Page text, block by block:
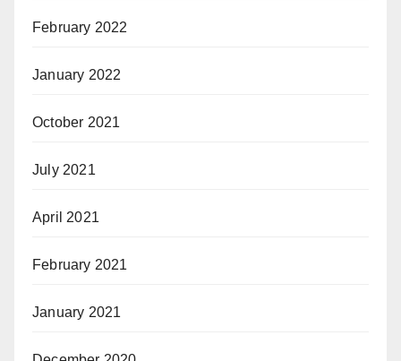
February 2022
January 2022
October 2021
July 2021
April 2021
February 2021
January 2021